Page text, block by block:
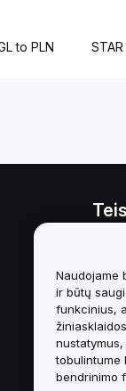
to PLN
ESG
Naudojame
ir būtų
funkcinius,
tobulintume
bendrinimo